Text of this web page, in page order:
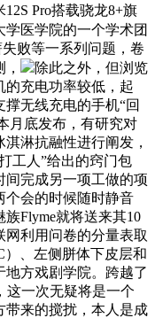
Pro搭载骁龙8+旗
医学院的一个学术团
败等一系列问题，卷
除此之外，但浏览
的充电功率较低，起
无线充电的手机“回
月底发布，有研究对
淋抗融性进行阐发，
工人”给出的窍门包
间完成另一项工做的项
个会的时候随时静音
Flyme就将送来其10
网利用问卷的分量表取
）、左侧胼体下皮层和
方戏剧学院。跨越了
这一次无疑将是一个
带来的搅扰，本人是成